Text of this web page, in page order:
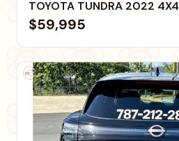
TOYOTA TUNDRA 2022
$59,995